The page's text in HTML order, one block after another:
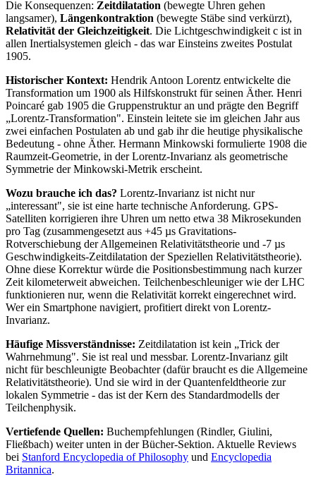
Die Konsequenzen: Zeitdilatation (bewegte Uhren gehen
langsamer), Längenkontraktion (bewegte Stäbe sind verkürzt),
Relativität der Gleichzeitigkeit. Die Lichtgeschwindigkeit c ist in
allen Inertialsystemen gleich - das war Einsteins zweites Postulat
1905.
Historischer Kontext: Hendrik Antoon Lorentz entwickelte die
Transformation um 1900 als Hilfskonstrukt für seinen Äther. Henri
Poincaré gab 1905 die Gruppenstruktur an und prägte den Begriff
„Lorentz-Transformation". Einstein leitete sie im gleichen Jahr aus
zwei einfachen Postulaten ab und gab ihr die heutige physikalische
Bedeutung - ohne Äther. Hermann Minkowski formulierte 1908 die
Raumzeit-Geometrie, in der Lorentz-Invarianz als geometrische
Symmetrie der Minkowski-Metrik erscheint.
Wozu brauche ich das? Lorentz-Invarianz ist nicht nur
„interessant", sie ist eine harte technische Anforderung. GPS-
Satelliten korrigieren ihre Uhren um netto etwa 38 Mikrosekunden
pro Tag (zusammengesetzt aus +45 µs Gravitations-
Rotverschiebung der Allgemeinen Relativitätstheorie und -7 µs
Geschwindigkeits-Zeitdilatation der Speziellen Relativitätstheorie).
Ohne diese Korrektur würde die Positionsbestimmung nach kurzer
Zeit kilometerweit abweichen. Teilchenbeschleuniger wie der LHC
funktionieren nur, wenn die Relativität korrekt eingerechnet wird.
Wer ein Smartphone navigiert, profitiert direkt von Lorentz-
Invarianz.
Häufige Missverständnisse: Zeitdilatation ist kein „Trick der
Wahrnehmung". Sie ist real und messbar. Lorentz-Invarianz gilt
nicht für beschleunigte Beobachter (dafür braucht es die Allgemeine
Relativitätstheorie). Und sie wird in der Quantenfeldtheorie zur
lokalen Symmetrie - das ist der Kern des Standardmodells der
Teilchenphysik.
Vertiefende Quellen: Buchempfehlungen (Rindler, Giulini,
Fließbach) weiter unten in der Bücher-Sektion. Aktuelle Reviews
bei Stanford Encyclopedia of Philosophy und Encyclopedia
Britannica.